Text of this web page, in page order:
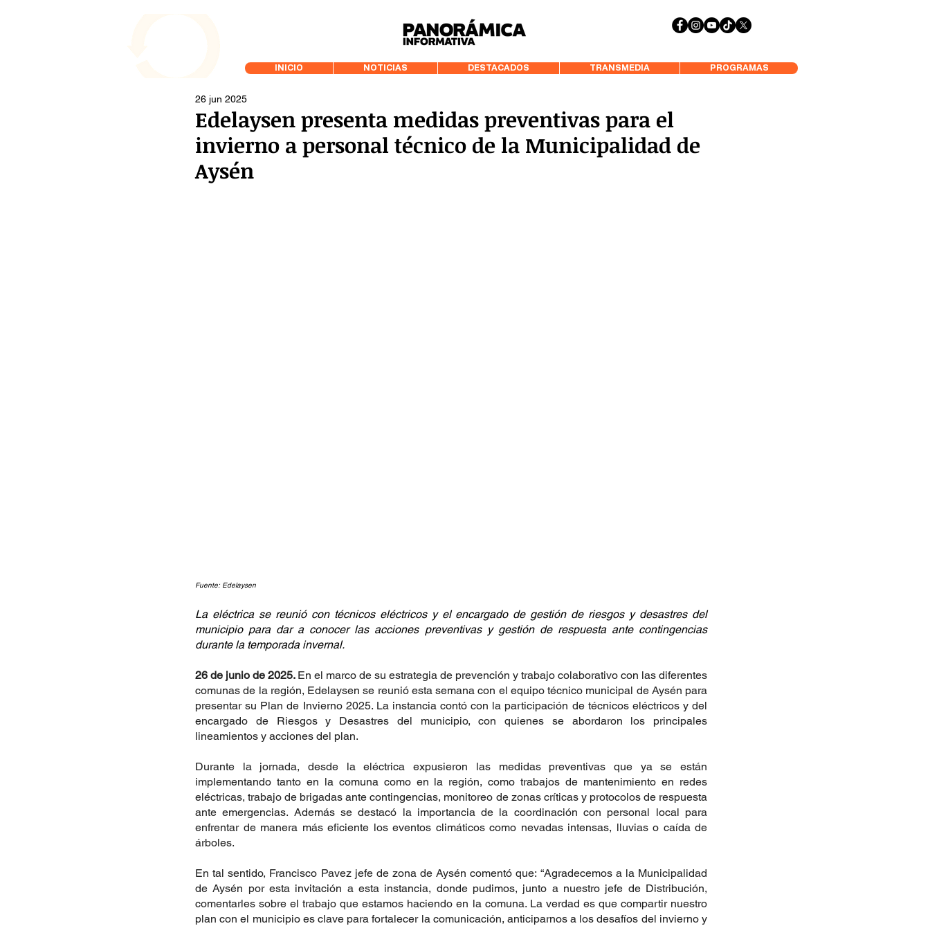
INICIO NOTICIAS DESTACADOS TRANSMEDIA PROGRAMAS
Edelaysen presenta medidas preventivas para el
invierno a personal técnico de la Municipalidad de
Aysén
26 jun 2025
Fuente: Edelaysen
La eléctrica se reunió con técnicos eléctricos y el encargado de gestión de riesgos y desastres del
municipio para dar a conocer las acciones preventivas y gestión de respuesta ante contingencias
durante la temporada invernal.
26 de junio de 2025. En el marco de su estrategia de prevención y trabajo colaborativo con las diferentes
comunas de la región, Edelaysen se reunió esta semana con el equipo técnico municipal de Aysén para
presentar su Plan de Invierno 2025. La instancia contó con la participación de técnicos eléctricos y del
encargado de Riesgos y Desastres del municipio, con quienes se abordaron los principales
lineamientos y acciones del plan.
Durante la jornada, desde la eléctrica expusieron las medidas preventivas que ya se están
implementando tanto en la comuna como en la región, como trabajos de mantenimiento en redes
eléctricas, trabajo de brigadas ante contingencias, monitoreo de zonas críticas y protocolos de respuesta
ante emergencias. Además se destacó la importancia de la coordinación con personal local para
enfrentar de manera más eficiente los eventos climáticos como nevadas intensas, lluvias o caída de
árboles.
En tal sentido, Francisco Pavez jefe de zona de Aysén comentó que: “Agradecemos a la Municipalidad
de Aysén por esta invitación a esta instancia, donde pudimos, junto a nuestro jefe de Distribución,
comentarles sobre el trabajo que estamos haciendo en la comuna. La verdad es que compartir nuestro
plan con el municipio es clave para fortalecer la comunicación, anticiparnos a los desafíos del invierno y